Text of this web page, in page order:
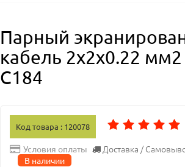
Парный
кабель 2х2х0.22 мм2
C184
Код товара : 120078
Условия оплаты Доставка /
В наличии